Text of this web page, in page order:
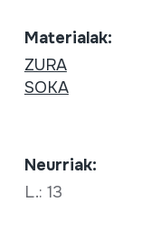
Materialak:
ZURA
SOKA
Neurriak:
L.: 13